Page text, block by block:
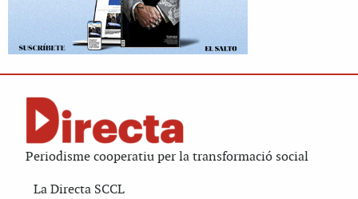
Periodisme cooperatiu per la transformació social
La Directa SCCL